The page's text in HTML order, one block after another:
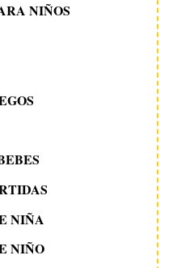
NIÑOS
NIÑA
NIÑO